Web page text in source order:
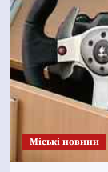
Mіські новини